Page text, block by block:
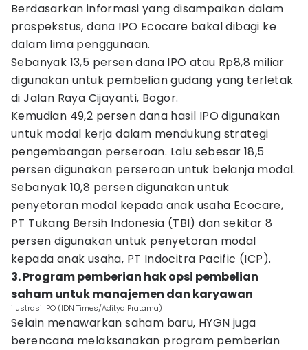
Berdasarkan informasi yang disampaikan dalam
prospekstus, dana IPO Ecocare bakal dibagi ke
dalam lima penggunaan.
Sebanyak 13,5 persen dana IPO atau Rp8,8 miliar
digunakan untuk pembelian gudang yang terletak
di Jalan Raya Cijayanti, Bogor.
Kemudian 49,2 persen dana hasil IPO digunakan
untuk modal kerja dalam mendukung strategi
pengembangan perseroan. Lalu sebesar 18,5
persen digunakan perseroan untuk belanja modal.
Sebanyak 10,8 persen digunakan untuk
penyetoran modal kepada anak usaha Ecocare,
PT Tukang Bersih Indonesia (TBI) dan sekitar 8
persen digunakan untuk penyetoran modal
kepada anak usaha, PT Indocitra Pacific (ICP).
3. Program pemberian hak opsi pembelian
saham untuk manajemen dan karyawan
ilustrasi IPO (IDN Times/Aditya Pratama)
Selain menawarkan saham baru, HYGN juga
berencana melaksanakan program pemberian